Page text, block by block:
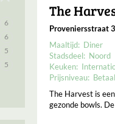
6
6
5
5
The
Proveniersstraat
Maaltijd: Diner
Stadsdeel: Noord
Keuken:
Prijsniveau:
The Harvest is
gezonde bowls.